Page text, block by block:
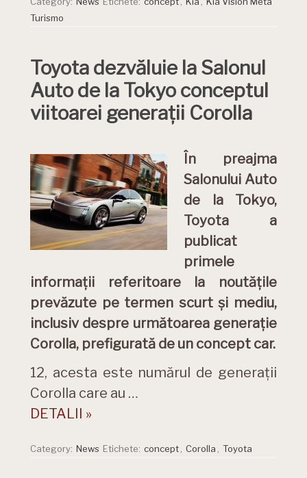
Turismo
Toyota dezvăluie la Salonul
Auto de la Tokyo conceptul
viitoarei generații Corolla
În preajma
Salonului Auto
de la Tokyo,
Toyota a
publicat
primele
informații referitoare la noutățile
prevăzute pe termen scurt și mediu,
inclusiv despre următoarea generație
Corolla, prefigurată de un concept car.
12, acesta este numărul de generații
Corolla care au …
DETALII »
Category: News Etichete: concept Corolla Toyota